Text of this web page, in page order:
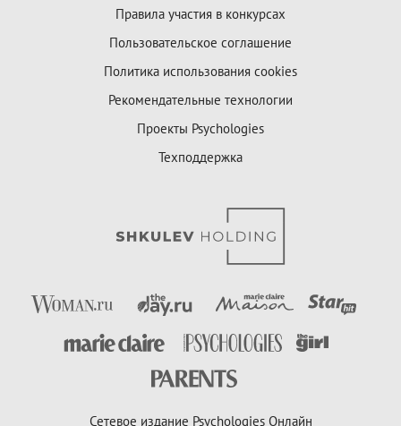
Правила участия в конкурсах
Пользовательское соглашение
Политика использования cookies
Рекомендательные технологии
Проекты Psychologies
Техподдержка
Сетевое издание Psychologies Онлайн